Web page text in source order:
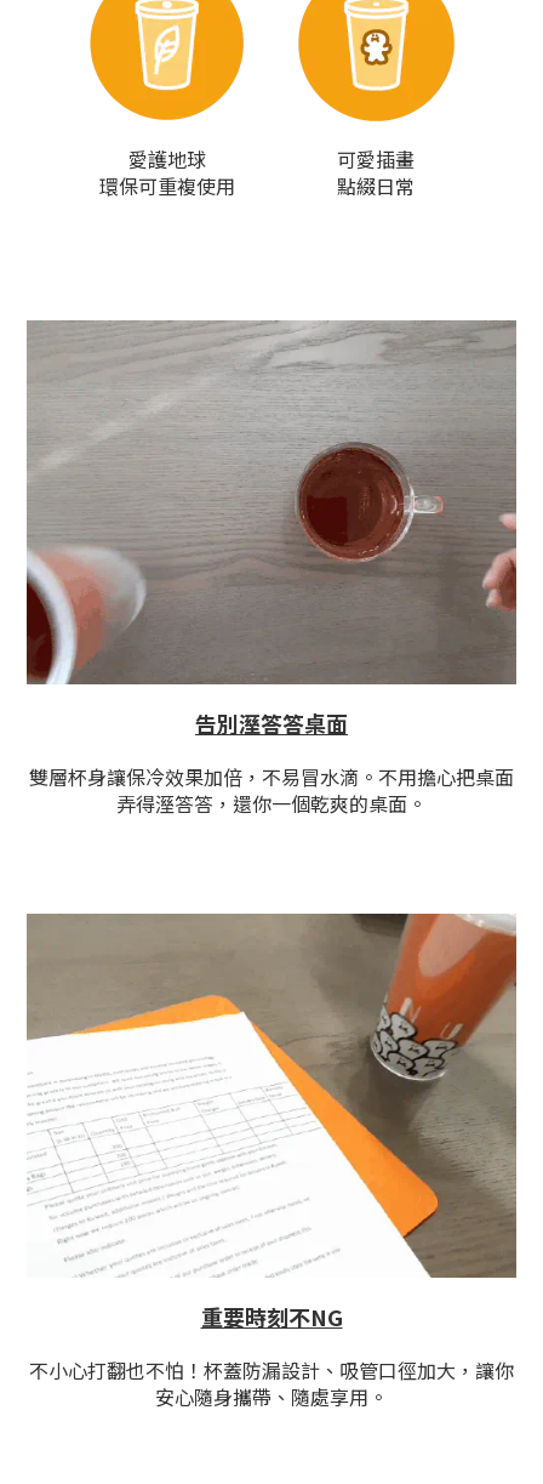
愛護地球
環保可重複使用
可愛插畫
點綴日常
告別溼答答桌面
雙層杯身讓保冷效果加倍，不易冒水滴。不用擔心把桌面
弄得溼答答，還你一個乾爽的桌面。
重要時刻不NG
不小心打翻也不怕！杯蓋防漏設計、吸管口徑加大，讓你
安心隨身攜帶、隨處享用。